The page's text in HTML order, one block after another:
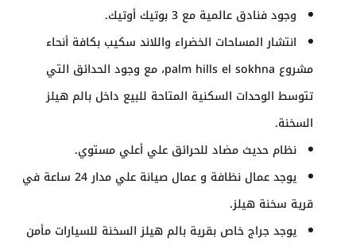
وجود فنادق عالمية مع 3 بوتيك أوتيك.
انتشار المساحات الخضراء واللاند سكيب بكافة أنحاء
مشروع palm hills el sokhna، مع وجود الحدائق التي
تتوسط الوحدات السكنية المتاحة للبيع داخل بالم هيلز
السخنة.
نظام حديث مضاد للحرائق علي أعلي مستوي.
يوجد عمال نظافة و عمال صيانة علي مدار 24 ساعة في
قرية سخنة هيلز.
يوجد جراج خاص بقرية بالم هيلز السخنة للسيارات مأمن